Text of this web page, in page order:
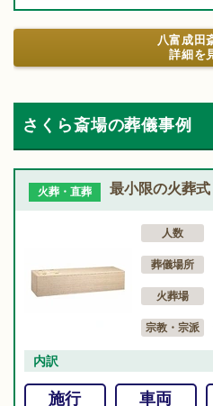
八富成田
詳細を
さくら斎場の葬儀事例
火葬・直葬 最小限の火葬式
人数
葬儀場所
火葬場
宗教・宗派
内訳
施行 車両